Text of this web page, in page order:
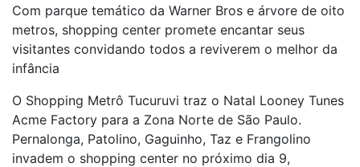
Com parque temático da Warner Bros e árvore de oito
metros, shopping center promete encantar seus
visitantes convidando todos a reviverem o melhor da
infância
O Shopping Metrô Tucuruvi traz o Natal Looney Tunes
Acme Factory para a Zona Norte de São Paulo.
Pernalonga, Patolino, Gaguinho, Taz e Frangolino
invadem o shopping center no próximo dia 9,